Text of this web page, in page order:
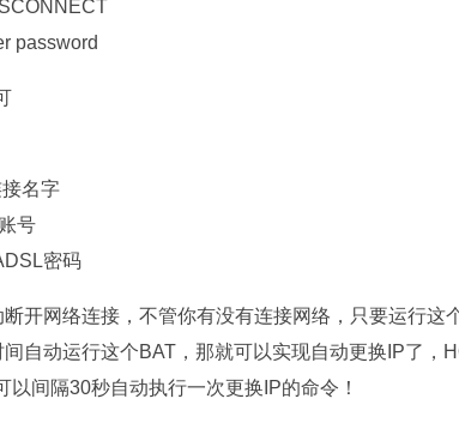
password
名字
号
密码
开网络连接，不管你有没有连接网络，只要运行这
自动运行这个BAT，那就可以实现自动更换IP了，
以间隔30秒自动执行一次更换IP的命令！